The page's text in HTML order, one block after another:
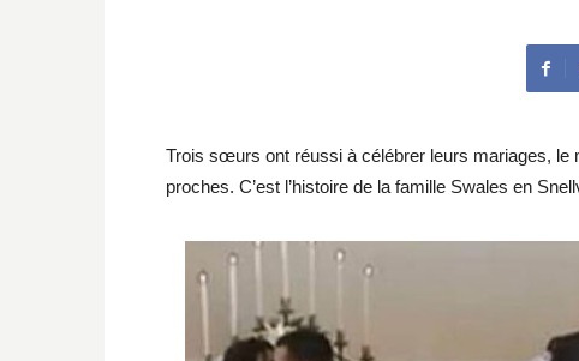
Trois sœurs ont réussi à célébrer leurs mariages, le
proches. C’est l’histoire de la famille Swales en